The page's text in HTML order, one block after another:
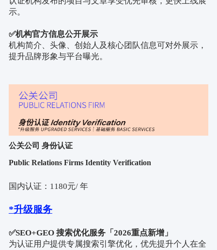
示。
✅机构官方信息公开展示
机构简介、头像、创始人及核心团队信息可对外展示，
提升品牌形象与平台曝光。
公关公司 身份认证
Public Relations Firms Identity Verification
国内认证： 1180元/ 年
*升级服务
✅SEO+GEO 搜索优化服务「 2026重点新增」
为认证用户提供专属搜索引擎优化，优先提升个人在全